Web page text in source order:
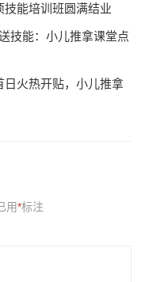
技能培训班圆满结业
技能：小儿推拿课堂点
火热开贴，小儿推拿
用*标注